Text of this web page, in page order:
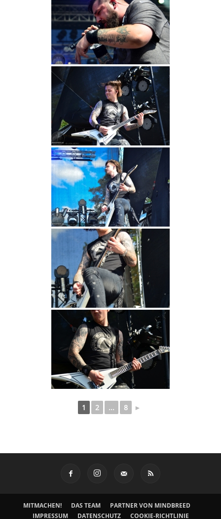
1 2 ... 8 ►
MITMACHEN! DAS TEAM
PARTNER VON MINDBREED
IMPRESSUM
DATENSCHUTZ COOKIE-RICHTLINIE